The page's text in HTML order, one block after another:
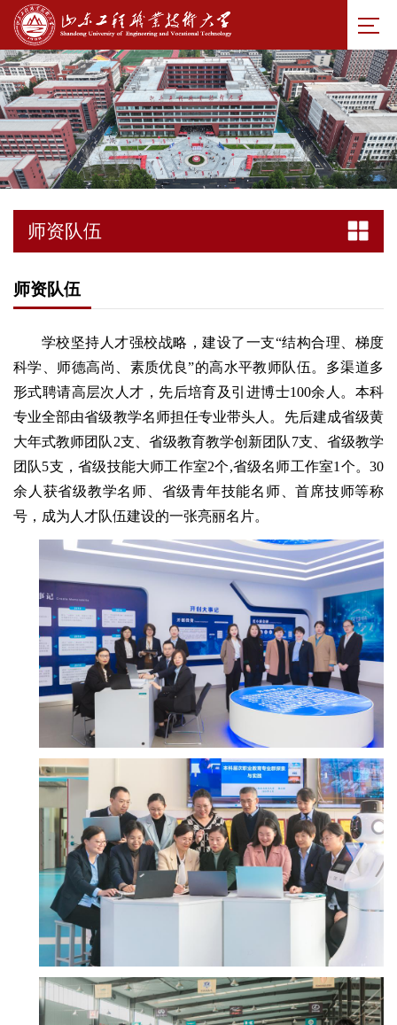
师资队伍
师资队伍
学校坚持人才强校战略，建设了一支“结构合理、梯度
科学、师德高尚、素质优良”的高水平教师队伍。多渠道多
形式聘请高层次人才，先后培育及引进博士100余人。本科
专业全部由省级教学名师担任专业带头人。先后建成省级黄
大年式教师团队2支、省级教育教学创新团队7支、省级教学
团队5支，省级技能大师工作室2个,省级名师工作室1个。30
余人获省级教学名师、省级青年技能名师、首席技师等称
号，成为人才队伍建设的一张亮丽名片。